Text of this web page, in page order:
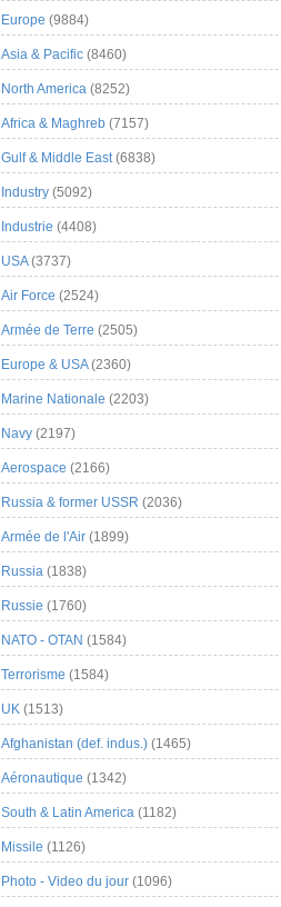
Europe (9884)
Asia & Pacific (8460)
North America (8252)
Africa & Maghreb (7157)
Gulf & Middle East(6838)
Industry (5092)
Industrie (4408)
USA(3737)
Air Force (2524)
Armée de Terre (2505)
Europe & USA(2360)
Marine Nationale (2203)
Navy (2197)
Aerospace (2166)
Russia & former USSR (2036)
Armée de l'Air (1899)
Russia (1838)
Russie (1760)
NATO - OTAN (1584)
Terrorisme (1584)
UK (1513)
Afghanistan (def. indus.) (1465)
Aéronautique (1342)
South & Latin America (1182)
Missile (1126)
Photo - Video du jour (1096)